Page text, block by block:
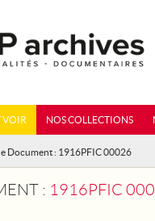
VOIR NOS COLLECTIONS
Document : 1916PFIC 00026
: 1916PFIC